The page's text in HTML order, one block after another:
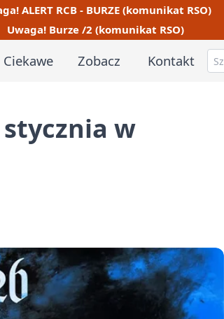
ALERT RCB - BURZE (komunikat RSO)
Uwaga! Burze /2 (komunikat RSO)
Ciekawe Zobacz Kontakt
stycznia w